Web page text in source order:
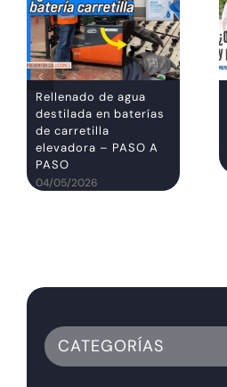
Rellenado de agua
destilada en baterías
de carretilla
elevadora – PASO A
PASO
04/05/2026
CATEGORÍAS